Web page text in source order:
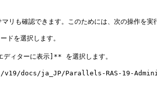
も確認できます。このためには、次の操作を実
を選択します。
ィターに表示]** を選択します。
docs/ja_JP/Parallels-RAS-19-